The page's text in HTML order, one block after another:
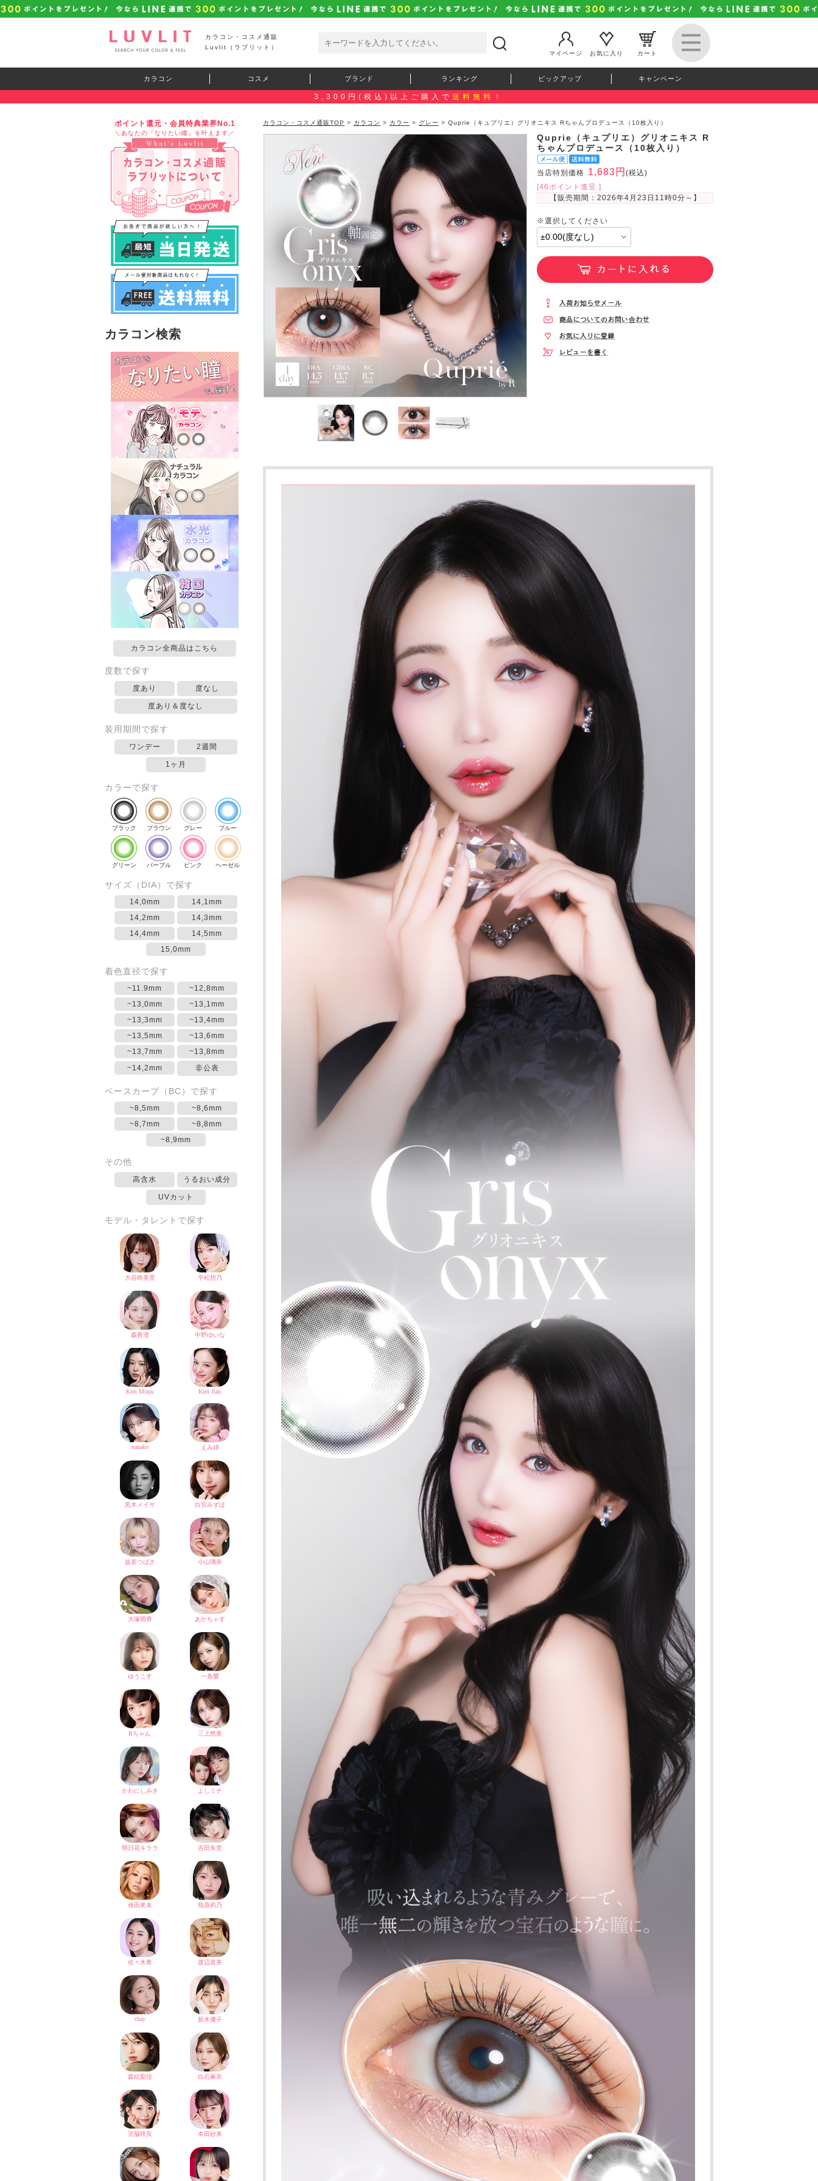
カラコン・コスメ通販
Luvlit（ラブリット）
マイページ
お気に入り カート
カラコン コスメ ブランド ランキング ピックアップ キャンペーン
3,300円(税込)以上ご購入で 送料無料！
ポイント還元・会員特典業界No.1
＼あなたの「なりたい瞳」を叶えます／
カラコン検索
カラコン全商品はこちら
度数で探す
度あり 度なし
度あり＆度なし
装用期間で探す
ワンデー 2週間
1ヶ月
カラーで探す
ブラック ブラウン グレー ブルー
グリーン パープル ピンク ヘーゼル
サイズ（DIA）で探す
14,0mm
14,1mm
14,2mm
14,3mm
14,4mm
14,5mm
15,0mm
着色直径で探す
~11.9mm
~12,8mm
~13,0mm
~13,1mm
~13,3mm
~13,4mm
~13,5mm
~13,6mm
~13,7mm
~13,8mm
~14,2mm
非公表
ベースカーブ（BC）で探す
~8,5mm
~8,6mm
~8,7mm
~8,8mm
~8,9mm
その他
高含水 うるおい成分
UVカット
モデル・タレントで探す
カラコン・コスメ通販TOP > カラコン > カラー > グレー > Quprie（キュプリエ）グリオニキス Rちゃんプロデュース（10枚入り）
Quprie（キュプリエ）グリオニキス R
ちゃんプロデュース（10枚入り）
当店特別価格 1,683円 (税込)
[46ポイント進呈 ]
【販売期間： 2026年4月23日11時0分 ～】